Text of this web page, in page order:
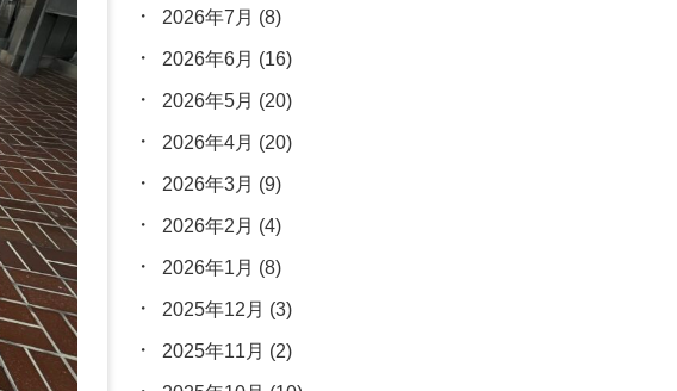
2026年7月 (8)
2026年6月 (16)
2026年5月 (20)
2026年4月 (20)
2026年3月 (9)
2026年2月 (4)
2026年1月 (8)
2025年12月 (3)
2025年11月 (2)